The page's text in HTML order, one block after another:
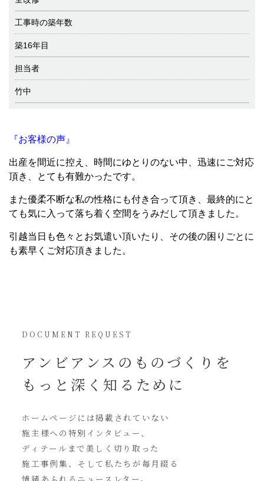
工事時の築年数
築16年目
担当者
竹中
『お客様の声』
出産を間近に控え、時間にゆとりのない中、迅速にご対応
頂き、とても有難かったです。
また優柔不断な私の性格にも付き合って頂き、最終的にと
ても気に入って落ち着く空間をうみだして頂きました。
引越当日も色々とお気遣い頂いたり、その後の困りごとに
も素早くご対応頂きました。
DOCUMENT REQUEST
アンビアンスの ものづくりを
もっと深く知るために
ホームページには掲載されていない
施主様への特別インタビュー、
ディテールまで美しく切り取った
施工事例集、そして私たちが毎月綴る
情緒あふれるニュースレター。